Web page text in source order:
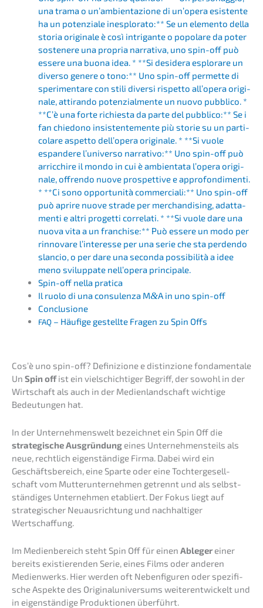
una trama o un’am­bi­en­ta­zio­ne di un’ope­ra esisten­te
ha un poten­zia­le inesplo­ra­to:** Se un elemen­to della
storia origi­na­le è così intri­gan­te o popola­re da poter
sostene­re una propria narra­ti­va, uno spin-off può
essere una buona idea. * **Si deside­ra esplo­ra­re un
diver­so genere o tono:** Uno spin-off permet­te di
speri­men­ta­re con stili diver­si rispet­to all’ope­ra origi­
na­le, attiran­do poten­zi­al­men­te un nuovo pubbli­co. *
**C’è una forte richies­ta da parte del pubbli­co:** Se i
fan chiedo­no insis­ten­te­men­te più storie su un parti­
co­la­re aspet­to dell’­ope­ra origi­na­le. * **Si vuole
espan­de­re l’uni­ver­so narra­tivo:** Uno spin-off può
arric­chi­re il mondo in cui è ambien­ta­ta l’ope­ra origi­
na­le, offren­do nuove prospet­ti­ve e appro­fon­di­men­ti.
* **Ci sono oppor­tu­ni­tà commer­cia­li:** Uno spin-off
può aprire nuove strade per merchan­di­sing, adatta­
men­ti e altri proget­ti corre­la­ti. * **Si vuole dare una
nuova vita a un franchise:** Può essere un modo per
rinno­va­re l’inter­es­se per una serie che sta perden­do
slancio, o per dare una secon­da possi­bi­li­tà a idee
meno svilupp­a­te nell’­ope­ra principale.
Spin-off nella pratica
Il ruolo di una consu­len­za M&A in uno spin-off
Conclu­sio­ne
FAQ – Häufi­ge gestell­te Fragen zu Spin Offs
Cos’è uno spin-off? Defini­zio­ne e distin­zio­ne fondamentale
Un Spin offist ein vielschich­ti­ger Begriff, der sowohl in der
Wirtschaft als auch in der Medien­land­schaft wichti­ge
Bedeu­tun­gen hat.
In der Unter­neh­mens­welt bezeich­net ein Spin Off die
strate­gi­sche Ausgrün­dung eines Unter­neh­mens­teils als
neue, recht­lich eigen­stän­di­ge Firma. Dabei wird ein
Geschäfts­be­reich, eine Sparte oder eine Tochter­ge­sell­
schaft vom Mutter­un­ter­neh­men getrennt und als selbst­
stän­di­ges Unter­neh­men etabliert. Der Fokus liegt auf
strate­gi­scher Neuaus­rich­tung und nachhal­ti­ger
Wertschaffung.
Im Medien­be­reich steht Spin Off für einen Ableger einer
bereits existie­ren­den Serie, eines Films oder anderen
Medien­werks. Hier werden oft Neben­fi­gu­ren oder spezi­fi­
sche Aspek­te des Origi­nal­uni­ver­sums weiter­ent­wi­ckelt und
in eigen­stän­di­ge Produk­tio­nen überführt.